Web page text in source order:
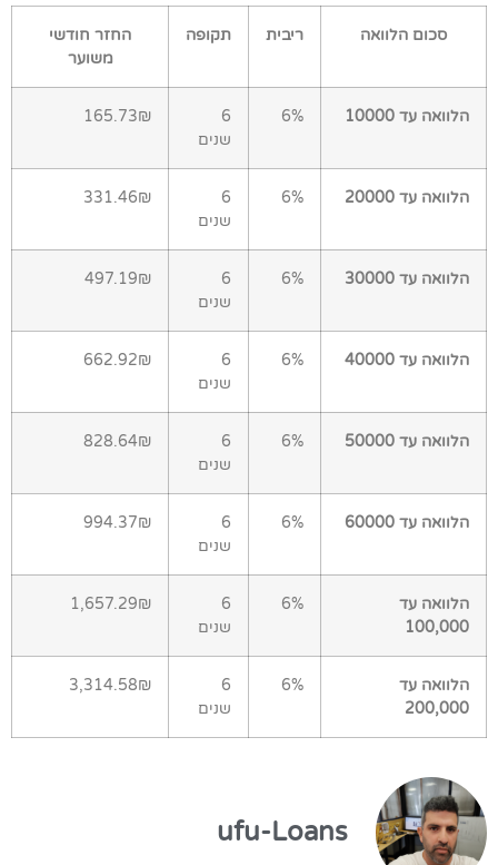
סכום הלוואה ריבית תקופה
החזר חודשי
משוער
הלוואה עד 10000 6%
6
שנים
165.73₪
הלוואה עד 20000 6%
6
שנים
331.46₪
הלוואה עד 30000 6%
6
שנים
497.19₪
הלוואה עד 40000 6%
6
שנים
662.92₪
הלוואה עד 50000 6%
6
שנים
828.64₪
הלוואה עד 60000 6%
6
שנים
994.37₪
הלוואה עד
100,000
6%
6
שנים
1,657.29₪
הלוואה עד
200,000
6%
6
שנים
3,314.58₪
ufu-Loans